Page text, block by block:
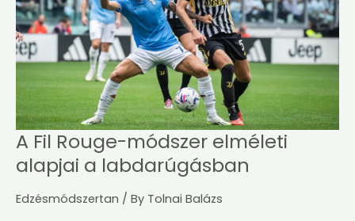
A Fil Rouge-módszer elméleti
alapjai a labdarúgásban
Edzésmódszertan / By Tolnai Balázs
alapjai
a
labdarúgásban